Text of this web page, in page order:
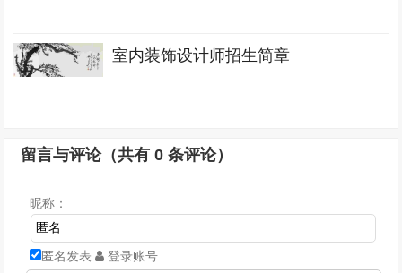
室内装饰设计师招生简章
留言与评论（共有0 条评论）
昵称：
匿名发表 登录账号